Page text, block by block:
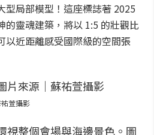
型局部模型！這座標誌著 2025
的靈魂建築，將以 1:5 的壯觀比
以近距離感受國際級的空間張
萱攝影